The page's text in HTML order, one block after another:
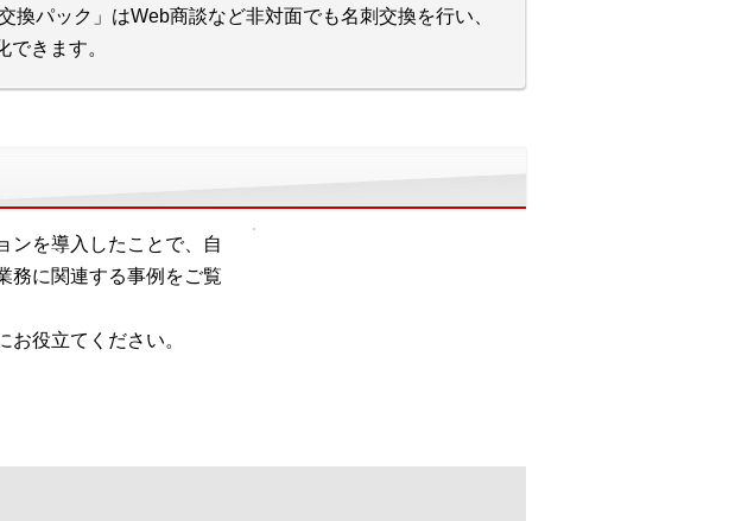
換パック」はWeb商談など非対面でも名刺交換を行い、
きます。
ンを導入したことで、自
務に関連する事例をご覧
役立てください。